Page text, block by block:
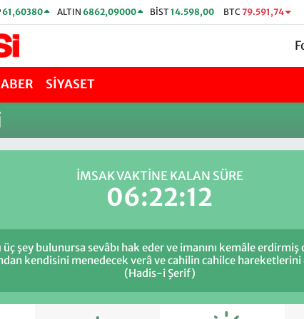
61,60380 ALTIN 6862,09000 BİST14.598,00 BTC 79.591,74
SİYASET
İMSAK VAKTİNE KALAN SÜRE
06:22:12
şey bulunursa sevâbı hak eder ve imanını kemâle
kendisini menedecek verâ ve cahilin cahilce
(Hadis-i Şerif)